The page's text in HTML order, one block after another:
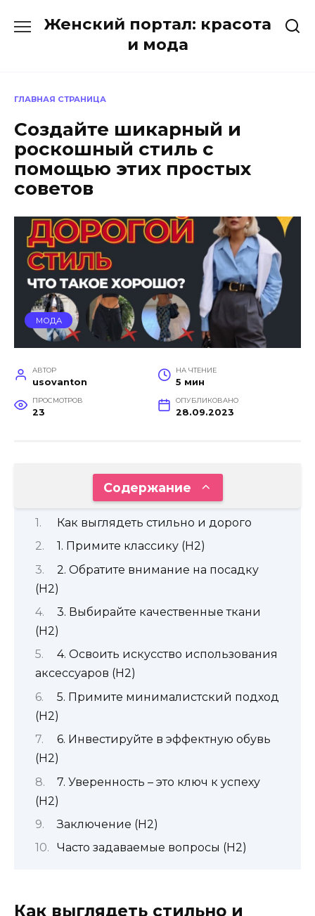
Женский портал: красота
и мода
ГЛАВНАЯ СТРАНИЦА
Создайте шикарный и
роскошный стиль с
помощью этих простых
советов
МОДА
АВТОР
usovanton
НА ЧТЕНИЕ
5 мин
ПРОСМОТРОВ
23
ОПУБЛИКОВАНО
28.09.2023
Содержание
Как выглядеть стильно и дорого
1. Примите классику (H2)
2. Обратите внимание на посадку
(H2)
3. Выбирайте качественные ткани
(H2)
4. Освоить искусство использования
аксессуаров (H2)
5. Примите минималистский подход
(H2)
6. Инвестируйте в эффектную обувь
(H2)
7. Уверенность – это ключ к успеху
(H2)
Заключение (H2)
Часто задаваемые вопросы (H2)
Как выглядеть стильно и